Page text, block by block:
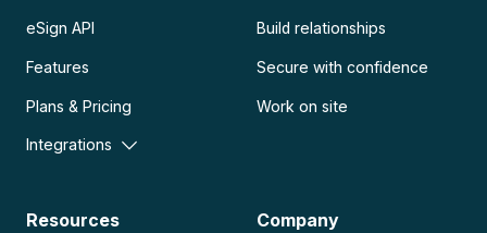
eSign API
Features
Plans & Pricing
Integrations
Build relationships
Secure with confidence
Work on site
Resources Company